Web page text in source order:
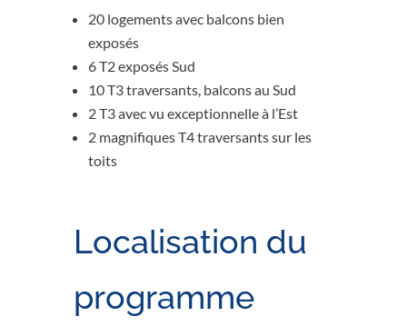
20 logements avec balcons bien
exposés
6 T2 exposés Sud
10 T3 traversants, balcons au Sud
2 T3 avec vu exceptionnelle à l’Est
2 magnifiques T4 traversants sur les
toits
Localisation du
programme